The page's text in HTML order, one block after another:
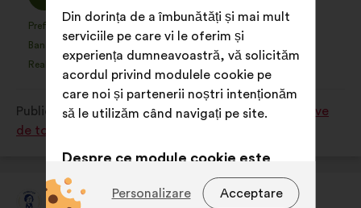
:
Această
propunere
primit
clasificarea:
Preferință
:ori
Banalitate
:ori
Realistă
:ori
Această
propunere
a
primit
clasificarea:
ori
Nu am înțeles
ori
ori
Publicată în Comment favoriser la pratique sportive
de tous les Français en 2024 et après ?
Alice Milliat
Din dorința de a îmbunătăți și mai mult
serviciile pe care vi le oferim și
experiența dumneavoastră, vă solicităm
acordul privind modulele cookie pe
care noi și partenerii noștri intenționăm
să le utilizăm când navigați pe site.
Despre ce module cookie este
vorba?
Acceptare
Personalizare